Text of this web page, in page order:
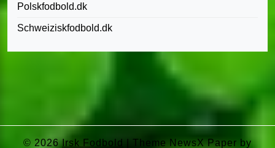
Polskfodbold.dk
Schweiziskfodbold.dk
© 2026Irsk Fodbold Theme NewsX Paper by